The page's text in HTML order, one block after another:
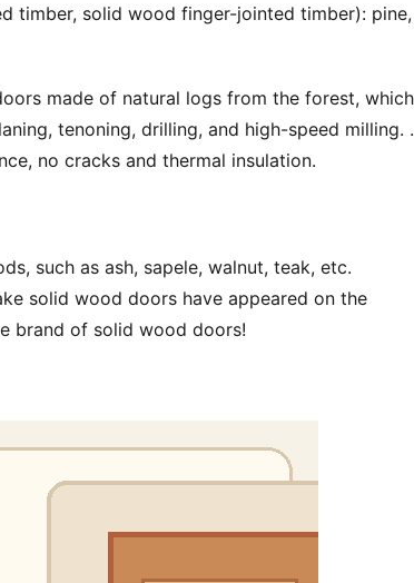
tenoning, drilling, and high-speed milling. .
no cracks and thermal insulation.
such as ash, sapele, walnut, teak, etc.
solid wood doors have appeared on the
brand of solid wood doors!